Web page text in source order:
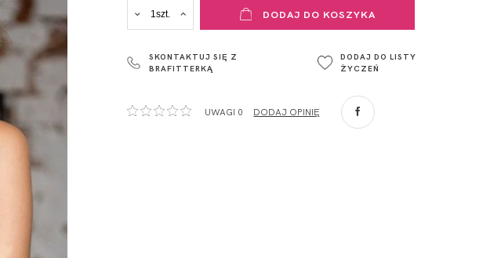
Krisline
Fashiontex Group Sp.z o.o. Spółka
komandytowa
biuro@fashiontexgroup.com
Ul. Sienkiewicza 73 lok. 7,
90-057
Łódź
Polska
ADRES PUNKTU KONTAKTOWEGO
ul. Łowicka 89a
Głowno
WPROWADZENIE DO UE
komandytowa
DODAJ DO KOSZYKA
SKONTAKTUJ SIĘ Z
BRAFITTERKĄ
DODAJ DO LISTY
ŻYCZEŃ
UWAGI 0 DODAJ OPINIĘ